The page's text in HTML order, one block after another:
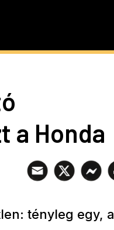
a Honda
tényleg egy, a